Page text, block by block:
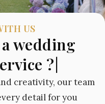
US
wedding
?|
creativity, our team
detail for you